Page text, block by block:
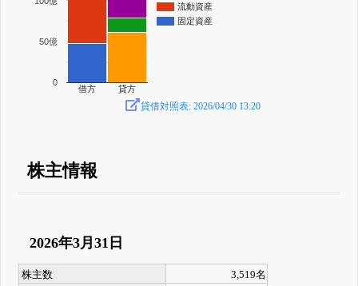
流動資産
固定資産
借方 貸方
0
50億
貸借対照表: 2026/04/30 13:20
株主情報
2026年3月31日
株主数
3,519名